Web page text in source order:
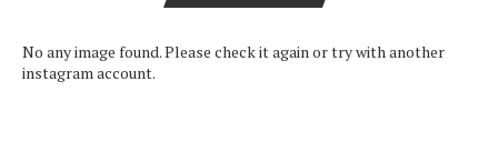
No any image found. Please check it again or try with another
instagram account.